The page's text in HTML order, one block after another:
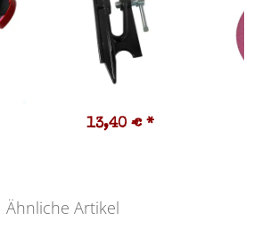
13,40 € *
Ähnliche Artikel